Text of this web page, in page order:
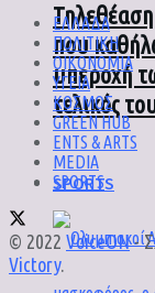
που
υπεροχή
τελικός
SPORTS
ΕΛΛΑΔΑ
ΠΟΛΙΤΙΚΗ
ΟΙΚΟΝΟΜΙΑ
ΥΓΕΙΑ
ΚΟΣΜΟΣ
GREEN HUB
ENTS & ARTS
MEDIA
SPORTS
© 2022 VoiceON-
Victory.